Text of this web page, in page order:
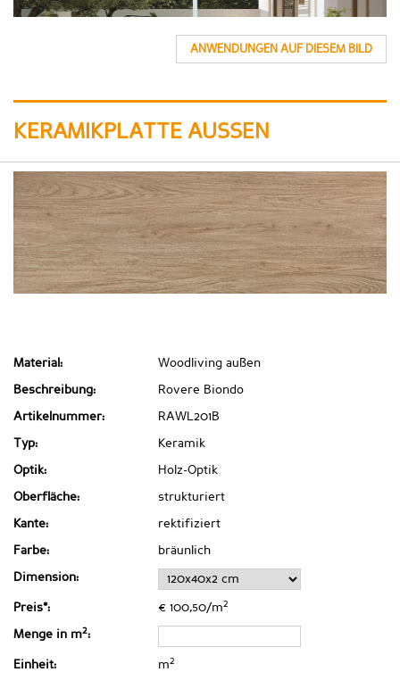
ANWENDUNGEN AUF DIESEM BILD
KERAMIKPLATTE AUSSEN
Material: Woodliving außen
Beschreibung: Rovere Biondo
Artikelnummer: RAWL201B
Typ: Keramik
Optik: Holz-Optik
Oberfläche: strukturiert
Kante: rektifiziert
Farbe: bräunlich
Dimension:
Preis*: € 100,50/m2
Menge in m2:
Einheit: m2